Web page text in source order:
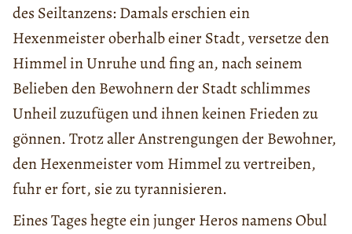
des Seiltanzens: Damals erschien ein
Hexenmeister oberhalb einer Stadt, versetze den
Himmel in Unruhe und fing an, nach seinem
Belieben den Bewohnern der Stadt schlimmes
Unheil zuzufügen und ihnen keinen Frieden zu
gönnen. Trotz aller Anstrengungen der Bewohner,
den Hexenmeister vom Himmel zu vertreiben,
fuhr er fort, sie zu tyrannisieren.
Eines Tages hegte ein junger Heros namens Obul